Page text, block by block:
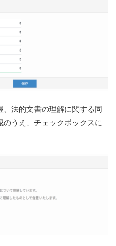
法的文書の理解に関する同
のうえ、チェックボックスに